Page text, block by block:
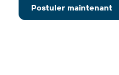
Postuler maintenant